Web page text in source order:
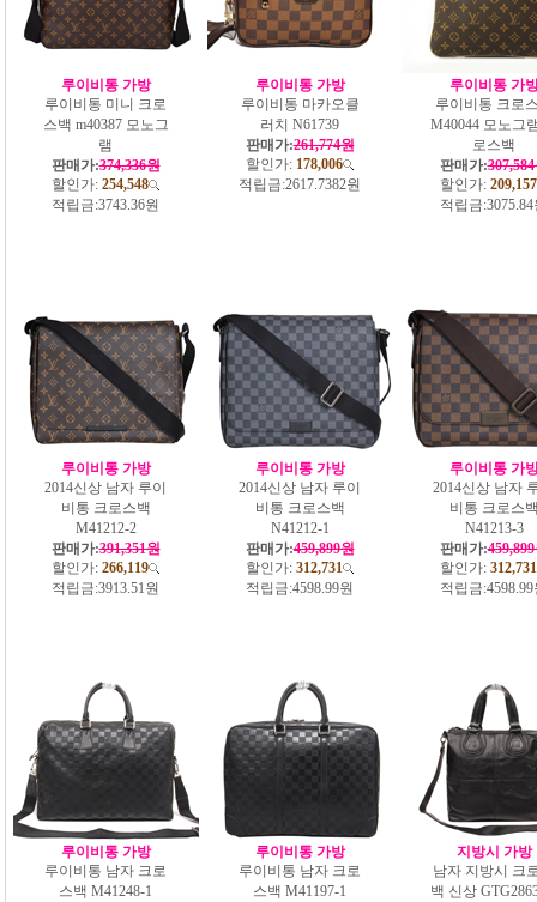
루이비통 가방
루이비통 미니 크로
스백 m40387 모노그
램
판매가:374,336원
할인가: 254,548
적립금:3743.36원
루이비통 가방
루이비통 마카오클
러치 N61739
판매가:261,774원
할인가: 178,006
적립금:2617.7382원
루이비통 가
루이비통 크로
M40044 모노그
로스백
판매가:
할인가: 209,157
적립금:
루이비통 가방
2014신상 남자 루이
비통 크로스백
M41212-2
판매가:391,351원
할인가: 266,119
적립금:3913.51원
루이비통 가방
2014신상 남자 루이
비통 크로스백
N41212-1
판매가:459,899원
할인가: 312,731
적립금:4598.99원
루이비통 가
2014신상 남자
비통 크로스
N41213-3
판매가:
할인가: 312,731
적립금:
루이비통 가방
루이비통 남자 크로
스백 M41248-1
루이비통 가방
루이비통 남자 크로
스백 M41197-1
지방시 가방
남자 지방시 크
백 신상